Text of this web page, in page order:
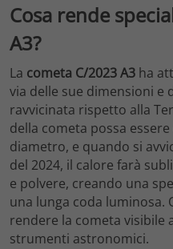
Cosa rende
A3?
La cometa C/2023 A3 ha
via delle sue dimensioni e
ravvicinata rispetto alla
della cometa possa
diametro, e quando si
del 2024, il calore farà
e polvere, creando una
una lunga coda
rendere la cometa visibile
strumenti astronomici.